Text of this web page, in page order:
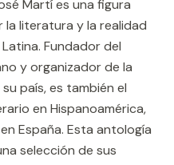
Martí es una figura
literatura y la realidad
Fundador del
y organizador de la
país, es también el
en Hispanoamérica,
España. Esta antología
selección de sus